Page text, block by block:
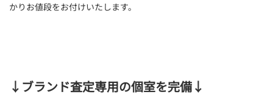
かりお値段をお付けいたします。
↓ ブランド査定専用の個室を完備↓